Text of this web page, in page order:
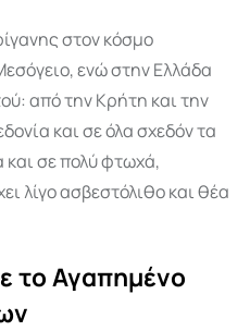
στον κόσμο
ενώ στην Ελλάδα
από την Κρήτη και την
και σε όλα σχεδόν τα
σε πολύ φτωχά,
λίγο ασβεστόλιθο και θέα
το Αγαπημένο